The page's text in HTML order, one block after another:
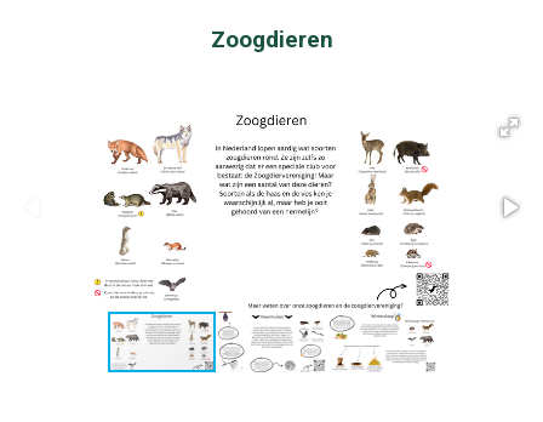
Zoogdieren